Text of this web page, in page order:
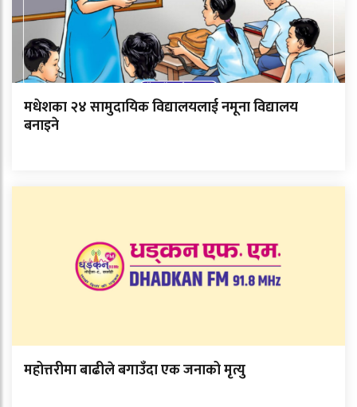
मधेशका २४ सामुदायिक विद्यालयलाई नमूना विद्यालय
बनाइने
महोत्तरीमा बाढीले बगाउँदा एक जनाको मृत्यु